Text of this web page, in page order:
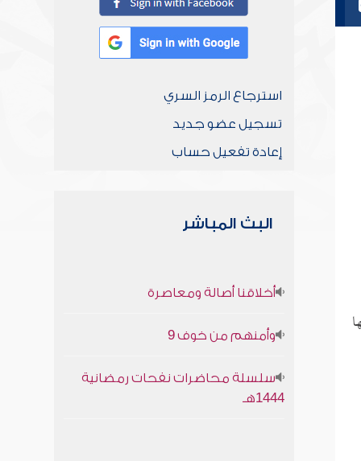
استرجاع الرمز السري
تسجيل عضو جديد
إعادة تفعيل حساب
البث المباشر
أخلاقنا أصالة ومعاصرة
وأمنهم من خوف 9
سلسلة محاضرات نفحات رمضانية
1444هـ